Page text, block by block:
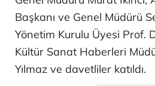
Başkanı ve Genel Müdürü
Yönetim Kurulu Üyesi Prof.
Kültür Sanat Haberleri
Yılmaz ve davetliler katıldı.